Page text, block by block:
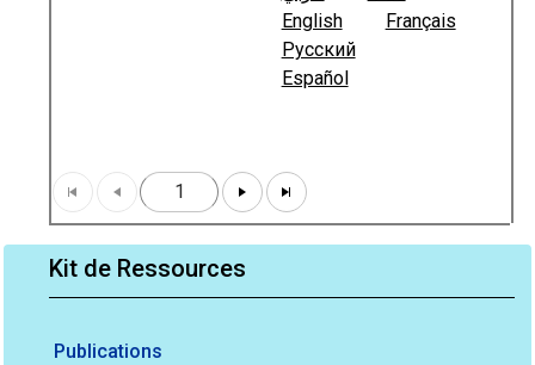
Kit de Ressources
Publications
English
Français
Русский
Español
1